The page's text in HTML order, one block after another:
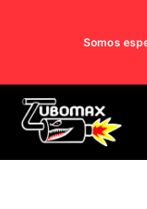
Somos